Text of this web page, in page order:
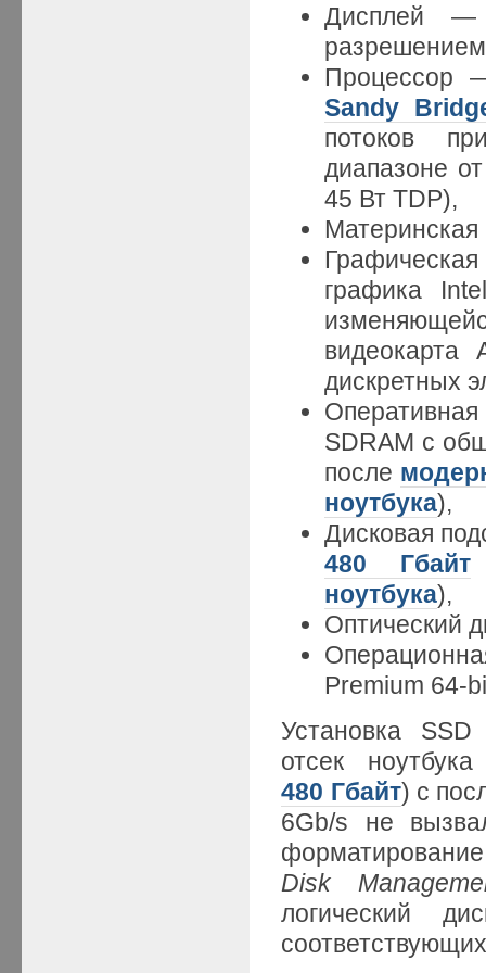
Дисплей —
Процессор
Sandy
потоков
диапазоне
45 Вт TDP),
графика
дискретных
SDRAM с
после
ноутбука),
Дисковая
480 Гбайт
ноутбука),
Оптический
Premium 64-
Установка
отсек
480 Гбайт) с
6Gb/s не
Disk
логический